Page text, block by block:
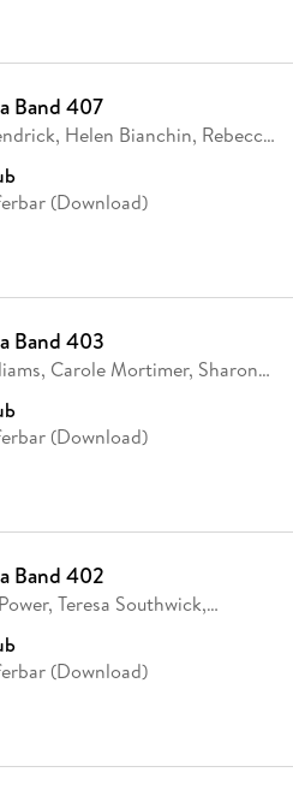
Band 407
Helen Bianchin, Rebecca
(Download)
Band 403
Carole Mortimer, Sharon
(Download)
Band 402
Teresa Southwick,
(Download)